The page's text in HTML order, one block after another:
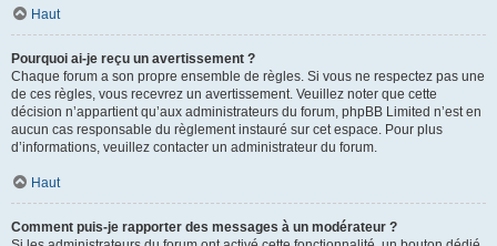
Haut
Pourquoi ai-je reçu un avertissement ?
Chaque forum a son propre ensemble de règles. Si vous ne respectez pas une
de ces règles, vous recevrez un avertissement. Veuillez noter que cette
décision n’appartient qu’aux administrateurs du forum, phpBB Limited n’est en
aucun cas responsable du règlement instauré sur cet espace. Pour plus
d’informations, veuillez contacter un administrateur du forum.
Haut
Comment puis-je rapporter des messages à un modérateur ?